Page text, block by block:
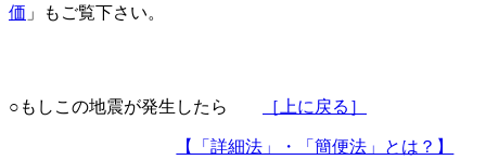
価 」もご覧下さい。
○もしこの地震が発生したら ［上に戻る］
【「詳細法」・「簡便法」とは？】